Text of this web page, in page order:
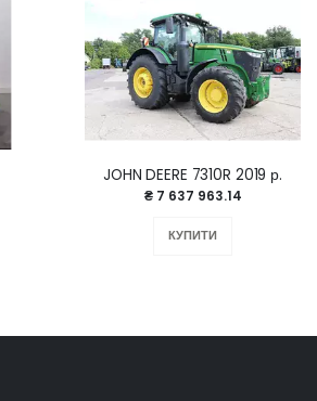
JOHN DEERE 7310R 2019 р.
₴ 7 637 963.14
КУПИТИ